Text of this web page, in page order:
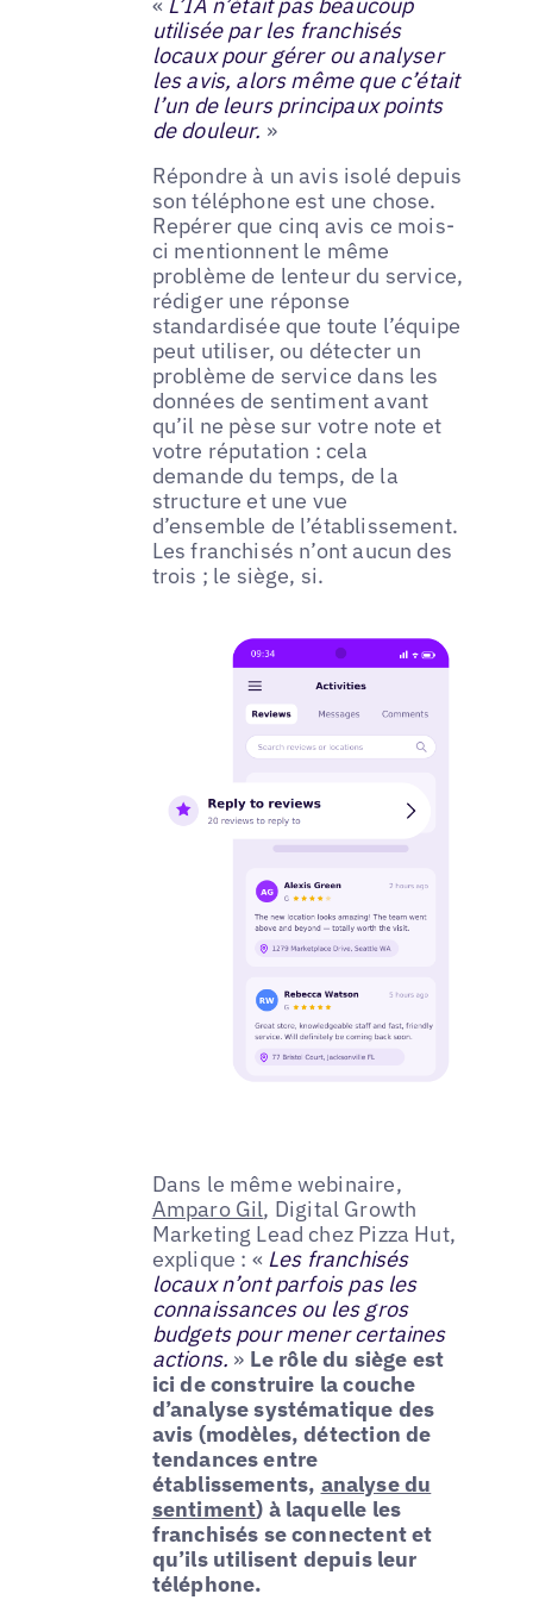
« L’IA n’était pas beaucoup
utilisée par les franchisés
locaux pour gérer ou analyser
les avis, alors même que c’était
l’un de leurs principaux points
de douleur. »
Répondre à un avis isolé depuis
son téléphone est une chose.
Repérer que cinq avis ce mois-
ci mentionnent le même
problème de lenteur du service,
rédiger une réponse
standardisée que toute l’équipe
peut utiliser, ou détecter un
problème de service dans les
données de sentiment avant
qu’il ne pèse sur votre note et
votre réputation : cela
demande du temps, de la
structure et une vue
d’ensemble de l’établissement.
Les franchisés n’ont aucun des
trois ; le siège, si.
Dans le même webinaire,
Amparo Gil, Digital Growth
Marketing Lead chez Pizza Hut,
explique : « Les franchisés
locaux n’ont parfois pas les
connaissances ou les gros
budgets pour mener certaines
actions. » Le rôle du siège est
ici de construire la couche
d’analyse systématique des
avis (modèles, détection de
tendances entre
établissements, analyse du
sentiment) à laquelle les
franchisés se connectent et
qu’ils utilisent depuis leur
téléphone.